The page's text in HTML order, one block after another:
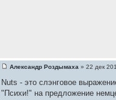
Александр Роздымаха » 22 дек
Nuts - это слэнговое
"Психи!" на предложение